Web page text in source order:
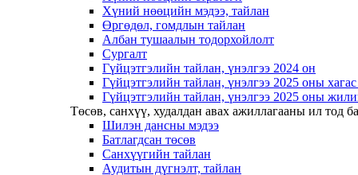
Хүний нөөцийн мэдээ, тайлан
Өргөдөл, гомдлын тайлан
Албан тушаалын тодорхойлолт
Сургалт
Гүйцэтгэлийн тайлан, үнэлгээ 2024 он
Гүйцэтгэлийн тайлан, үнэлгээ 2025 оны
Гүйцэтгэлийн тайлан, үнэлгээ 2025 оны
Төсөв, санхүү, худалдан авах ажиллагааны ил тод
Шилэн дансны мэдээ
Батлагдсан төсөв
Санхүүгийн тайлан
Аудитын дүгнэлт, тайлан